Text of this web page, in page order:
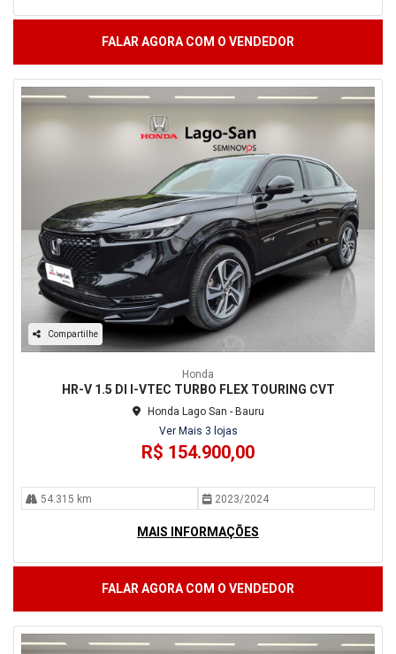
FALAR AGORA COM O VENDEDOR
Compartilhe
Honda
HR-V 1.5 DI I-VTEC TURBO FLEX TOURING CVT
Honda Lago San - Bauru
Ver Mais 3 lojas
R$ 154.900,00
54.315 km 2023/2024
MAIS INFORMAÇÕES
FALAR AGORA COM O VENDEDOR